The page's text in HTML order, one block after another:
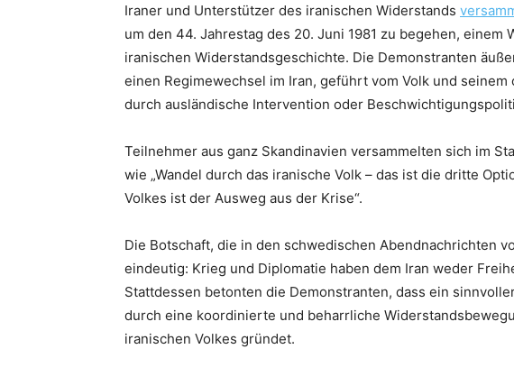
Iraner und Unterstützer des iranischen Widerstands
um den 44. Jahrestag des 20. Juni 1981 zu begehen, einem
iranischen Widerstandsgeschichte. Die Demonstranten
einen Regimewechsel im Iran, geführt vom Volk und
durch ausländische Intervention oder
Teilnehmer aus ganz Skandinavien versammelten sich im
wie „Wandel durch das iranische Volk – das ist die dritte
Volkes ist der Ausweg aus der Krise“.
Die Botschaft, die in den schwedischen Abendnachrichten
eindeutig: Krieg und Diplomatie haben dem Iran weder
Stattdessen betonten die Demonstranten, dass ein
durch eine koordinierte und beharrliche
iranischen Volkes gründet.